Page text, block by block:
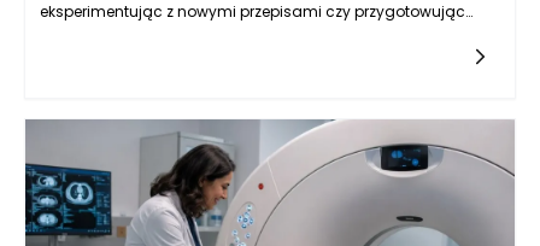
eksperimentując z nowymi przepisami czy przygotowując
potrzebami. Odpowiednie zorganizowanie kuchennych
szuflad może znacząco wpłynąć na komfort gotowania i
jakość pracy w kuchni. Warto zatem przyjrzeć się różnym
systemom, które przyczyniają się do efektywnej organizacji
tego ważnego pomieszczenia.